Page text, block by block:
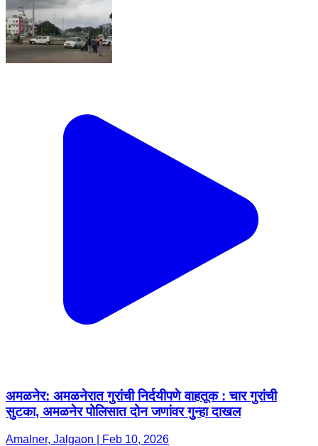
अमळनेर: अमळनेरात गुरांची निर्दयीपणे वाहतूक : चार गुरांची
सुटका, अमळनेर पोलिसात दोन जणांवर गुन्हा दाखल
Amalner, Jalgaon | Feb 10, 2026